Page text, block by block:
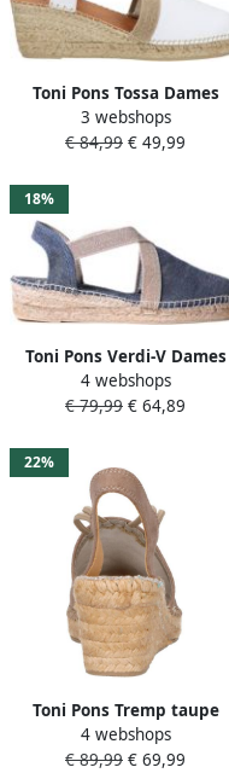
Toni Pons Tossa Dames
Espadrilles Blanc Wit Leer
TOSSAblanc
3 webshops
€ 84,99 € 49,99
18%
Toni Pons Verdi-V Dames
Espadrilles Mari Blauw
Canvas VERDIVmari
4 webshops
€ 79,99 € 64,89
22%
Toni Pons Tremp taupe
espadrilles dames (s)
(Tremp Taupe)
4 webshops
€ 89,99 € 69,99